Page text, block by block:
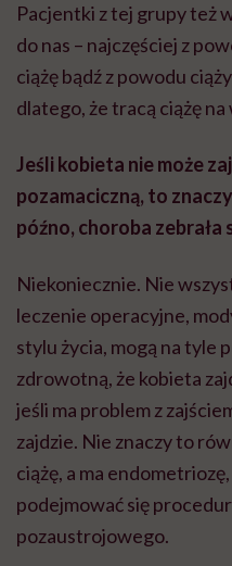
Pacjentki z tej grupy też
do nas – najczęściej z
ciążębądźz powodu
dlatego, że tracą ciążę
Jeśli kobieta nie może
pozamaciczną, to
późno, choroba zebrała
Niekoniecznie. Nie
leczenie operacyjne,
stylu życia, mogą na tyle
zdrowotną, że kobieta
jeśli ma problem z
zajdzie. Nie znaczy to
ciążę, a ma
podejmować się
pozaustrojowego.